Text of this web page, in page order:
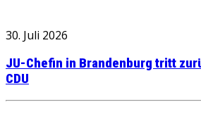
30. Juli 2026
JU-Chefin in Brandenburg tritt
CDU